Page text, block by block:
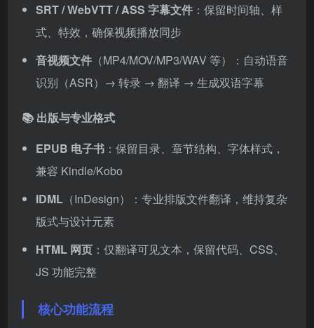
SRT / WebVTT / ASS 字幕文件 ：保留时间轴、样
式、特效，确保视频播放同步
音视频文件 （MP4/MOV/MP3/WAV 等）：自动语音
识别（ASR）→ 转录 → 翻译 → 生成双语字幕
📚出版与专业格式
EPUB 电子书 ：保留目录、章节结构、字体样式，
兼容 Kindle/Kobo
IDML （InDesign）：专业排版文件翻译，维持复杂
版式与设计元素
HTML 网页 ：仅翻译可见文本，保留代码、CSS、
JS 功能完整
核心功能流程